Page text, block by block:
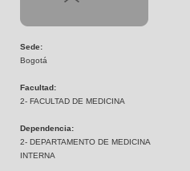
Sede:
Bogotá
Facultad:
2- FACULTAD DE MEDICINA
Dependencia:
2- DEPARTAMENTO DE MEDICINA
INTERNA